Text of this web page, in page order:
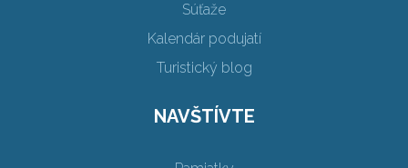
Súťaže
Kalendár podujatí
Turistický blog
NAVŠTÍVTE